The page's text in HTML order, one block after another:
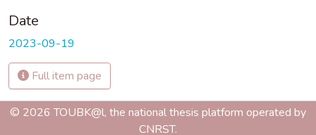
Date
2023-09-19
Full item page
© 2026 TOUBK@l, the national thesis platform operated by
CNRST.